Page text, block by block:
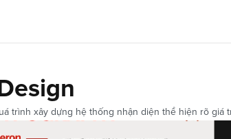
trình xây dựng hệ thống nhận diện thể hiện rõ giá